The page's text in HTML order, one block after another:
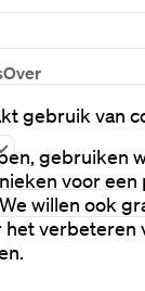
Over
gebruik van
gebruiken
voor een
willen ook
verbeteren